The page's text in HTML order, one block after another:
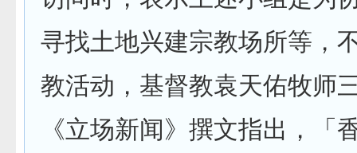
寻找土地兴建宗教场所等，
教活动，基督教袁天佑牧师
《立场新闻》撰文指出，「